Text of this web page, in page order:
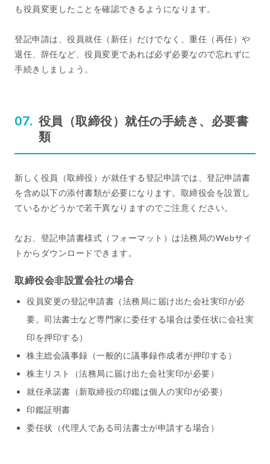
も役員変更したことを確認できるようになります。
登記申請は、役員就任（新任）だけでなく、重任（再任）や
退任、辞任など、役員変更であれば必ず必要なので忘れずに
手続きしましょう。
役員（取締役）就任の手続き、必要書
類
新しく役員（取締役）が就任する登記申請では、登記申請書
を含め以下の添付書類が必要になります。取締役会を設置し
ているかどうかで若干異なりますのでご注意ください。
なお、登記申請書様式（フォーマット）は法務局のWebサイ
トからダウンロードできます。
取締役会非設置会社の場合
役員変更の登記申請書（法務局に届け出た会社実印が必
要。司法書士など専門家に委任する場合は委任状に会社実
印を押印する）
株主総会議事録（一般的に議事録作成者が押印する）
株主リスト（法務局に届け出た会社実印が必要）
就任承諾書（新取締役の印鑑は個人の実印が必要）
印鑑証明書
委任状（代理人である司法書士が申請する場合）